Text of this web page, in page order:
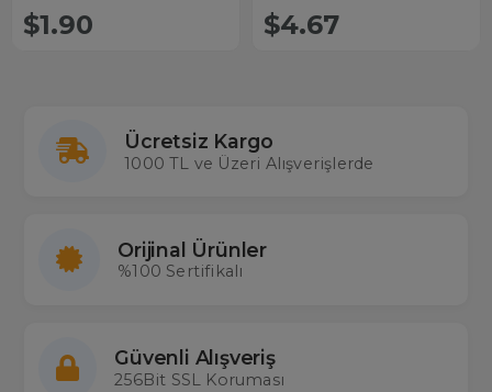
$1.90
Verici Aktarıcı KN319
$4.67
Ücretsiz Kargo
1000 TL ve Üzeri Alışverişlerde
Orijinal Ürünler
%100 Sertifikalı
Güvenli Alışveriş
256Bit SSL Koruması